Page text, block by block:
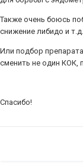
Также очень боюсь
снижение либидо и
Или подбор
сменить не один КОК,
Спасибо!